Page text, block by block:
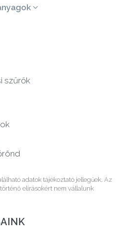
szűrők
adatok tájékoztató jellegűek. Az
elírásokért nem vállalunk